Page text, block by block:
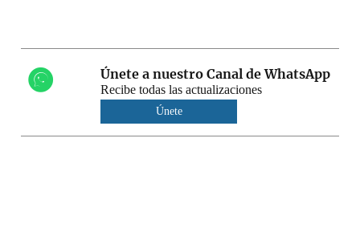
Únete a nuestro Canal de WhatsApp
Recibe todas las actualizaciones
Únete